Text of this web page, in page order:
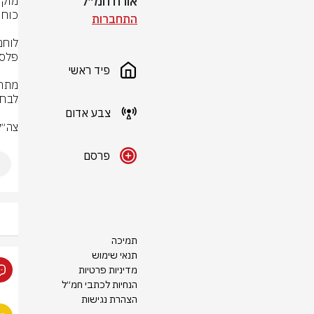
התחברות
פיד ראשי
צבע אדום
פרסם
תמיכה
תנאי שימוש
מדיניות פרטיות
הנחיות לכתבי חמ״ל
הצהרת נגישות